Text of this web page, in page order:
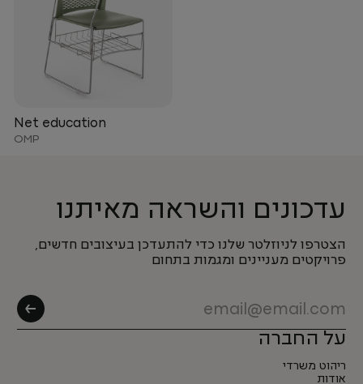
Net education
OMP
עדכונים והשראה מאיתנו
הצטרפו לניוזלטר שלנו כדי להתעדכן בעיצובים חדשים,
פרויקטים מעניינים ומגמות בתחום
על החברה
ריהוט משרדי
אודות